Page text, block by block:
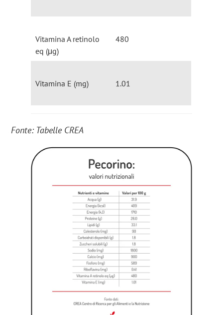
Vitamina A retinolo
eq (μg)
480
Vitamina E (mg) 1.01
Fonte: Tabelle CREA